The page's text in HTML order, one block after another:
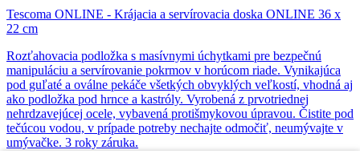
Tescoma ONLINE - Krájacia a servírovacia doska ONLINE 36 x
22 cm
Rozťahovacia podložka s masívnymi úchytkami pre bezpečnú
manipuláciu a servírovanie pokrmov v horúcom riade. Vynikajúca
pod guľaté a oválne pekáče všetkých obvyklých veľkostí, vhodná aj
ako podložka pod hrnce a kastróly. Vyrobená z prvotriednej
nehrdzavejúcej ocele, vybavená protišmykovou úpravou. Čistite pod
tečúcou vodou, v prípade potreby nechajte odmočiť, neumývajte v
umývačke. 3 roky záruka.